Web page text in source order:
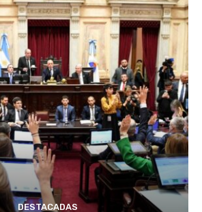
DESTACADAS